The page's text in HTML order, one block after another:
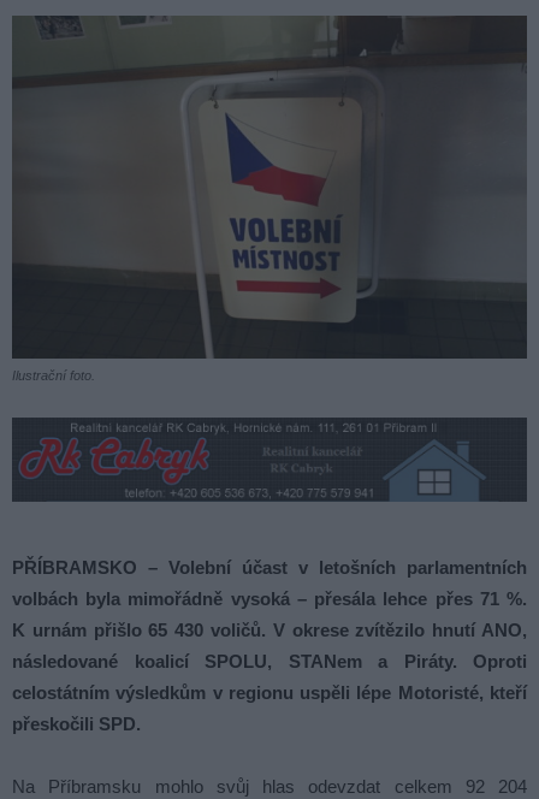
Ilustrační foto.
PŘÍBRAMSKO – Volební účast v letošních parlamentních
volbách byla mimořádně vysoká – přesála lehce přes 71 %.
K urnám přišlo 65 430 voličů. V okrese zvítězilo hnutí ANO,
následované koalicí SPOLU, STANem a Piráty. Oproti
celostátním výsledkům v regionu uspěli lépe Motoristé, kteří
přeskočili SPD.
Na Příbramsku mohlo svůj hlas odevzdat celkem 92 204